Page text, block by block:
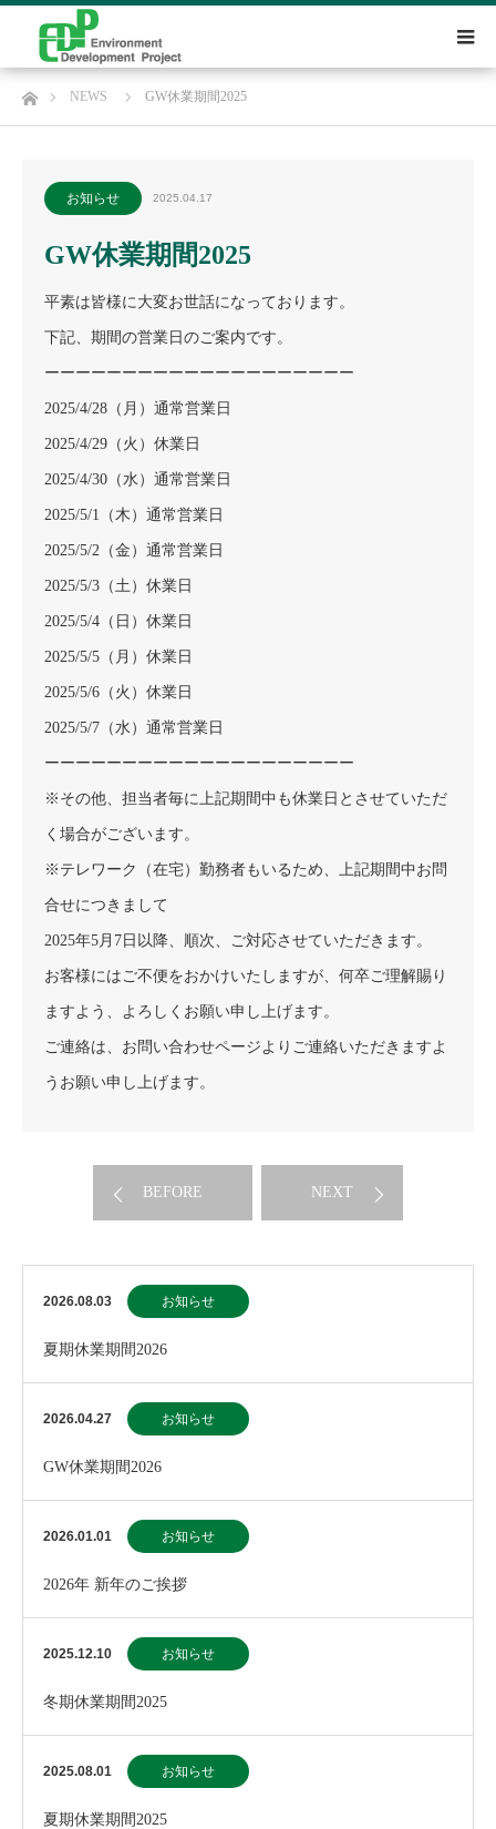
ホームNEWS GW休業期間2025
お知らせ 2025.04.17
GW休業期間2025
平素は皆様に大変お世話になっております。
下記、期間の営業日のご案内です。
ーーーーーーーーーーーーーーーーーーーー
2025/4/28（月）通常営業日
2025/4/29（火）休業日
2025/4/30（水）通常営業日
2025/5/1（木）通常営業日
2025/5/2（金）通常営業日
2025/5/3（土）休業日
2025/5/4（日）休業日
2025/5/5（月）休業日
2025/5/6（火）休業日
2025/5/7（水）通常営業日
ーーーーーーーーーーーーーーーーーーーー
※その他、担当者毎に上記期間中も休業日とさせていただ
く場合がございます。
※テレワーク（在宅）勤務者もいるため、上記期間中お問
合せにつきまして
2025年5月7日以降、順次、ご対応させていただきます。
お客様にはご不便をおかけいたしますが、何卒ご理解賜り
ますよう、よろしくお願い申し上げます。
ご連絡は、お問い合わせページよりご連絡いただきますよ
うお願い申し上げます。
BEFORE NEXT
2026.08.03 お知らせ
夏期休業期間2026
2026.04.27 お知らせ
GW休業期間2026
2026.01.01 お知らせ
2026年 新年のご挨拶
2025.12.10 お知らせ
冬期休業期間2025
2025.08.01 お知らせ
夏期休業期間2025